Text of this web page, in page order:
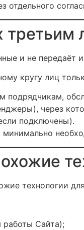
отдельного
третьим
и не
кругу лиц
подрядчикам,
через
подключены).
технологии
Сайта);